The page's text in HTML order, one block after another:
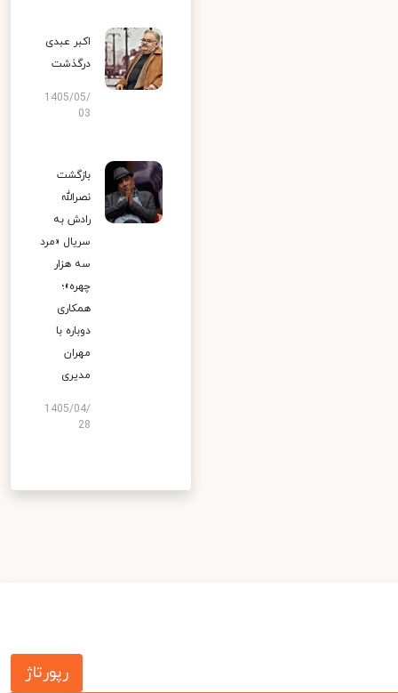
اکبر عبدی
درگذشت
1405/05/
03
بازگشت
نصرالله
رادش به
سریال «مرد
سه هزار
چهره»؛
همکاری
دوباره با
مهران
مدیری
1405/04/
28
رپورتاژ